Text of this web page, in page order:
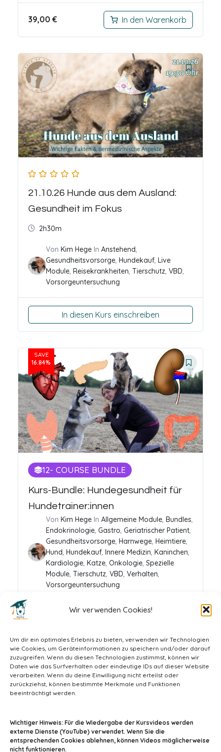
Wir verwenden Cookies!
Um dir ein optimales Erlebnis zu bieten, verwenden wir Technologien
wie Cookies, um Geräteinformationen zu speichern und/oder darauf
zuzugreifen. Wenn du diesen Technologien zustimmst, können wir
Daten wie das Surfverhalten oder eindeutige IDs auf dieser Website
verarbeiten. Wenn du deine Einwilligung nicht erteilst oder
zurückziehst, können bestimmte Merkmale und Funktionen
beeinträchtigt werden.
Wichtiger Hinweis: Für die Wiedergabe der Kursvideos werden
externe Dienste (YouTube) verwendet. Wenn Sie die
entsprechenden Cookies ablehnen, können Videos möglicherweise
nicht funktionieren.
39,00 € In den Warenkorb
21.10.26 Hunde aus dem Ausland:
Gesundheit im Fokus
2h30m
Von Kim Hege In Anstehend,
Gesundheitsvorsorge, Hundekauf, Live
Module, Reisekrankheiten, Tierschutz, VBD,
Vorsorgeuntersuchung
In diesen Kurs einschreiben
SAVE
16.84%
12- COURSE BUNDLE
Kurs-Bundle: Hundegesundheit für
Hundetrainer:innen
Von Kim Hege In Allgemeine Module, Bundles,
Endokrinologie, Gastro, Geriatrischer Patient,
Gesundheitsvorsorge, Harnwege, Heimtiere,
Hund, Hundekauf, Innere Medizin, Kaninchen,
Kardiologie, Katze, Onkologie, Spezielle
Module, Tierschutz, VBD, Verhalten,
Vorsorgeuntersuchung
info@tiermedizin-wissen.de